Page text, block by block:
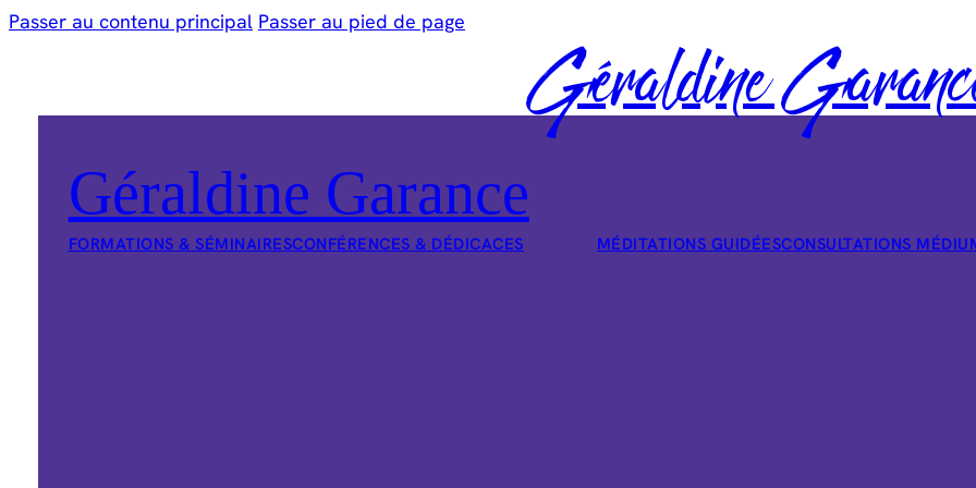
Passer au contenu principal Passer au pied de page
Géraldine
Géraldine Garance
FORMATIONS & SÉMINAIRESCONFÉRENCES & DÉDICACES MÉDITATIONS GUIDÉESCONSULTATIONS